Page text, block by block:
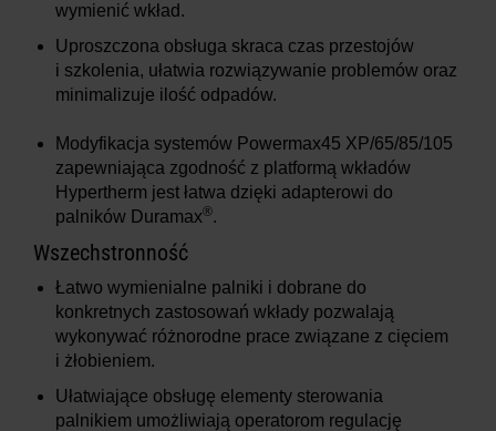
wymienić wkład.
Uproszczona obsługa skraca czas przestojów
i szkolenia, ułatwia rozwiązywanie problemów oraz
minimalizuje ilość odpadów.
Modyfikacja systemów Powermax45 XP/65/85/105
zapewniająca zgodność z platformą wkładów
Hypertherm jest łatwa dzięki adapterowi do
palników Duramax®.
Wszechstronność
Łatwo wymienialne palniki i dobrane do
konkretnych zastosowań wkłady pozwalają
wykonywać różnorodne prace związane z cięciem
i żłobieniem.
Ułatwiające obsługę elementy sterowania
palnikiem umożliwiają operatorom regulację